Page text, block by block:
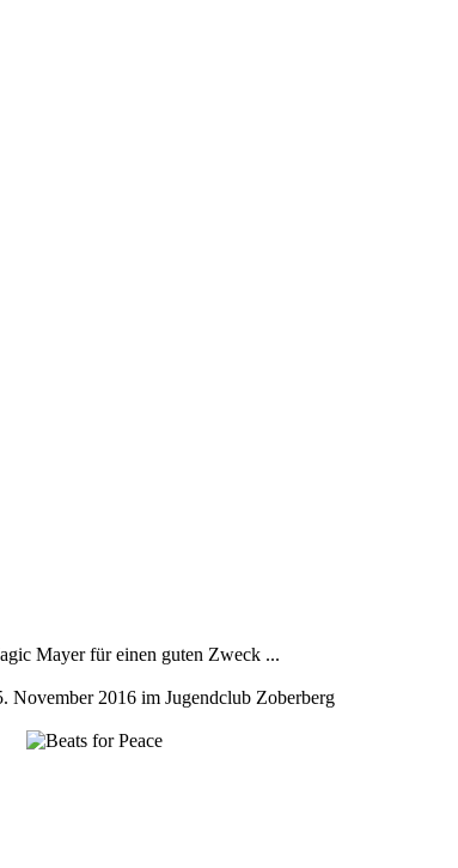
Mayer für einen guten Zweck ...
November 2016 im Jugendclub Zoberberg